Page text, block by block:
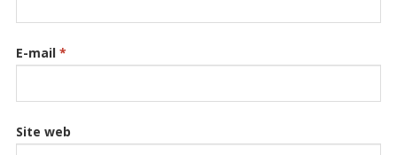
E-mail *
Site web